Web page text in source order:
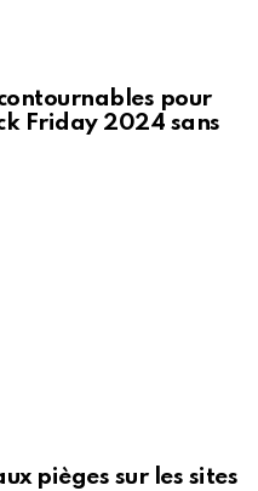
pour
Friday 2024 sans
pièges sur les sites